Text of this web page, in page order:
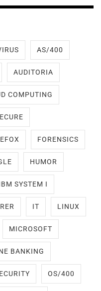
AS/400
AUDITORIA
COMPUTING
FORENSICS
HUMOR
SYSTEM I
IT LINUX
MICROSOFT
BANKING
OS/400